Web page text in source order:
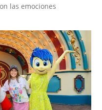
las emociones